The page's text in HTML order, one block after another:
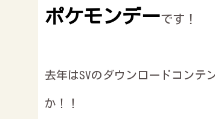
ポケモンデーです！
去年はSVのダウンロードコンテ
か！！